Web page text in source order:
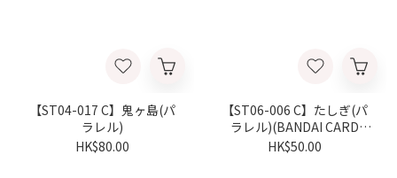
【ST04-017 C】鬼ヶ島(パ
ラレル)
HK$80.00
【ST06-006 C】たしぎ(パ
ラレル)(BANDAI CARD
GAMES Fest 23-24 Edition)
HK$50.00